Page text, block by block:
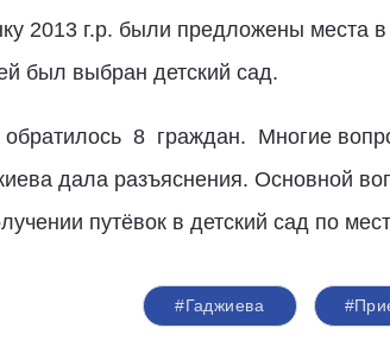
2013 г.р. были предложены места
был выбран детский сад.
обратилось 8 граждан. Многие
дала разъяснения. Основной
путёвок в детский сад по
#Гаджиева